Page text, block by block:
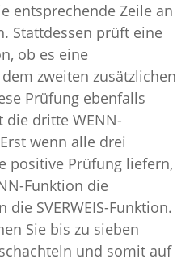
entsprechende Zeile an
Stattdessen prüft eine
ob es eine
zweiten zusätzlichen
Prüfung ebenfalls
dritte WENN-
wenn alle drei
positive Prüfung liefern,
Funktion die
SVERWEIS-Funktion.
Sie bis zu sieben
und somit auf